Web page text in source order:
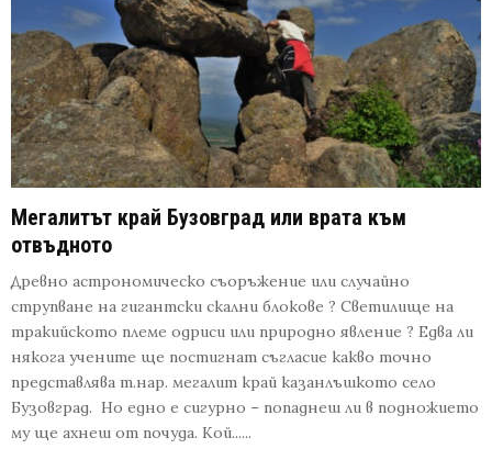
Мегалитът край Бузовград или врата към
отвъдното
Древно астрономическо съоръжение или случайно
струпване на гигантски скални блокове ? Светилище на
тракийското племе одриси или природно явление ? Едва ли
някога учените ще постигнат съгласие какво точно
представлява т.нар. мегалит край казанлъшкото село
Бузовград. Но едно е сигурно – попаднеш ли в подножието
му ще ахнеш от почуда. Кой......